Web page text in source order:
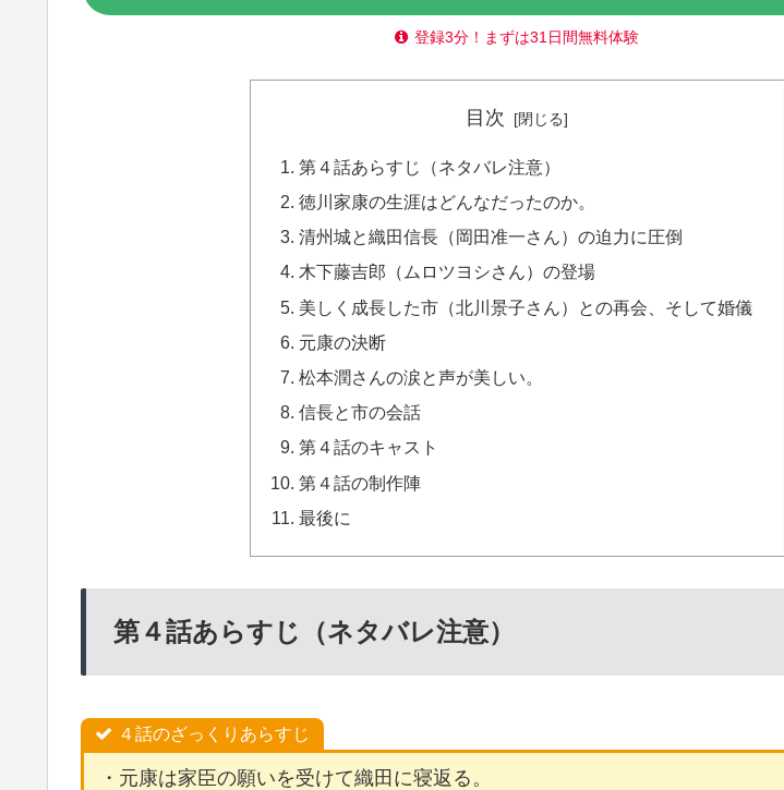
登録3分！まずは31日間無料体験
目次
第４話あらすじ（ネタバレ注意）
徳川家康の生涯はどんなだったのか。
清州城と織田信長（岡田准一さん）の迫力に圧倒
木下藤吉郎（ムロツヨシさん）の登場
美しく成長した市（北川景子さん）との再会、そして婚儀
元康の決断
松本潤さんの涙と声が美しい。
信長と市の会話
第４話のキャスト
第４話の制作陣
最後に
第４話あらすじ（ネタバレ注意）
４話のざっくりあらすじ
・元康は家臣の願いを受けて織田に寝返る。